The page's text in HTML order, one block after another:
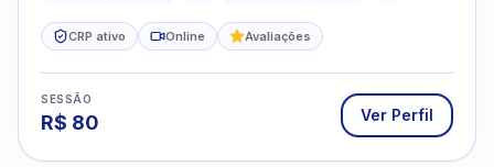
CRP ativo Online Avaliações
SESSÃO
R$ 80 Ver Perfil